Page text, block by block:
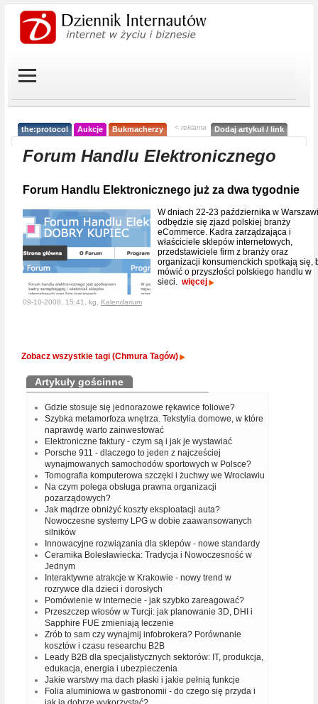
the:protocol Aukcje Bukmacherzy < reklama Dodaj artykuł / link
Forum Handlu Elektronicznego
Forum Handlu Elektronicznego już za dwa tygodnie
W dniach 22-23 października w
odbędzie się zjazd polskiej branży
eCommerce. Kadra zarządzająca i
właściciele sklepów internetowych,
przedstawiciele firm z branży oraz
organizacji konsumenckich spotkają się,
mówić o przyszłości polskiego handlu w
sieci. więcej
09-10-2008, 15:41, kg, Kalendarium
Zobacz wszystkie tagi (Chmura Tagów)
Artykuły gościnne
Gdzie stosuje się jednorazowe rękawice foliowe?
Szybka metamorfoza wnętrza. Tekstylia domowe, w które
naprawdę warto zainwestować
Elektroniczne faktury - czym są i jak je wystawiać
Porsche 911 - dlaczego to jeden z najcześciej
wynajmowanych samochodów sportowych w Polsce?
Tomografia komputerowa szczęki i żuchwy we Wrocławiu
Na czym polega obsługa prawna organizacji
pozarządowych?
Jak mądrze obniżyć koszty eksploatacji auta?
Nowoczesne systemy LPG w dobie zaawansowanych
silników
Innowacyjne rozwiązania dla sklepów - nowe standardy
Ceramika Bolesławiecka: Tradycja i Nowoczesność w
Jednym
Interaktywne atrakcje w Krakowie - nowy trend w
rozrywce dla dzieci i dorosłych
Pomówienie w internecie - jak szybko zareagować?
Przeszczep włosów w Turcji: jak planowanie 3D, DHI i
Sapphire FUE zmieniają leczenie
Zrób to sam czy wynajmij infobrokera? Porównanie
kosztów i czasu researchu B2B
Leady B2B dla specjalistycznych sektorów: IT, produkcja,
edukacja, energia i ubezpieczenia
Jakie warstwy ma dach płaski i jakie pełnią funkcje
Folia aluminiowa w gastronomii - do czego się przyda i